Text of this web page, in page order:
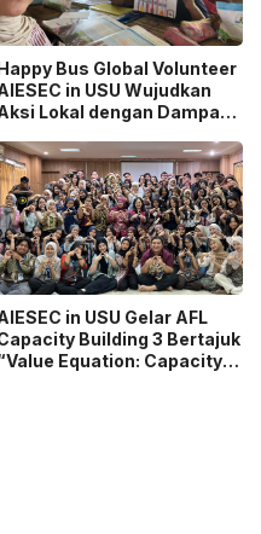
Bus Global Volunteer
in USU Wujudkan
Lokal dengan Dampak
in USU Gelar AFL
Building 3 Bertajuk
Equation: Capacity